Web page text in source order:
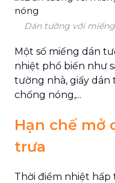
Dán tường với
Một số miếng dán
nhiệt phổ biến như
tường nhà, giấy
chống nóng,...
Hạn chế mở
trưa
Thời điểm nhiệt